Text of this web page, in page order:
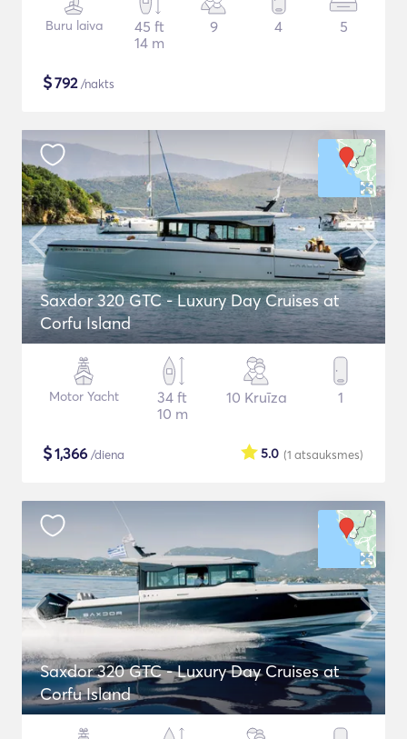
Buru laiva
45 ft
14 m
9 4 5
$792/nakts
Saxdor 320 GTC - Luxury Day Cruises at
Corfu Island
Motor Yacht
34 ft
10 m
10 Kruīza 1
$1,366 /diena (1 atsauksmes)
5.0
Saxdor 320 GTC - Luxury Day Cruises at
Corfu Island